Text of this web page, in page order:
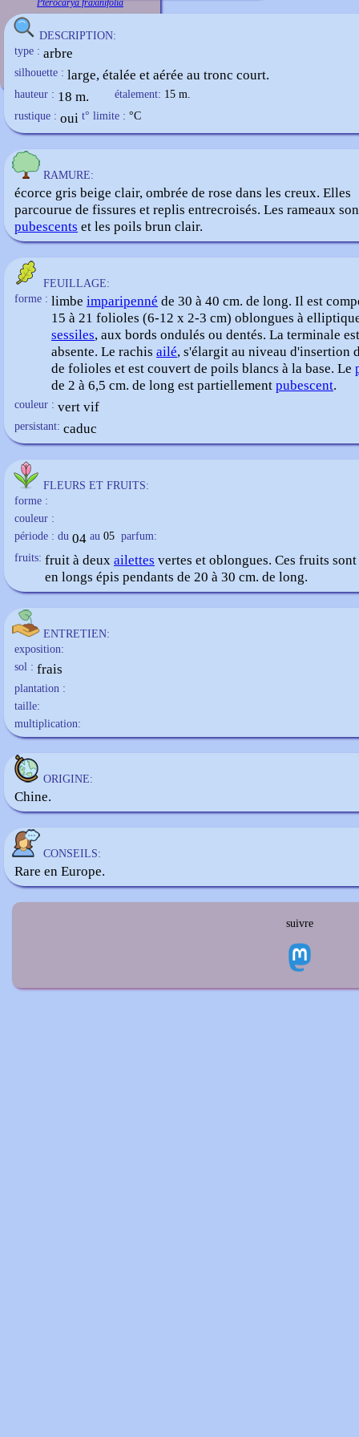
Pterocarya fraxinifolia
DESCRIPTION:
type : arbre
silhouette : large, étalée et aérée au tronc court.
hauteur : 18 m. étalement: 15 m.
rustique : oui t° limite : °C
RAMURE:
écorce gris beige clair, ombrée de rose dans les creux. Elles
parcourue de fissures et replis entrecroisés. Les rameaux
pubescents et les poils brun clair.
FEUILLAGE:
forme : limbe imparipenné de 30 à 40 cm. de long. Il est
15 à 21 folioles (6-12 x 2-3 cm) oblongues à
sessiles, aux bords ondulés ou dentés. La terminale
absente. Le rachis ailé, s'élargit au niveau d'insertion
de folioles et est couvert de poils blancs à la base. Le
de 2 à 6,5 cm. de long est partiellement pubescent.
couleur : vert vif
persistant: caduc
FLEURS ET FRUITS:
forme :
couleur :
période : du 04 au 05 parfum:
fruits: fruit à deux ailettes vertes et oblongues. Ces fruits
en longs épis pendants de 20 à 30 cm. de long.
ENTRETIEN:
exposition:
sol : frais
plantation :
taille:
multiplication:
ORIGINE:
Chine.
CONSEILS:
Rare en Europe.
suivre